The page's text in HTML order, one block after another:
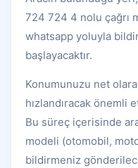
724 724 4 nolu çağrı
whatsapp yoluyla
başlayacaktır.
Konumunuzu net
hızlandıracak önemli
Bu süreç içerisinde
modeli (otomobil,
bildirmeniz